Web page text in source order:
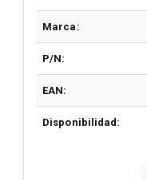
Marca:
P/N:
EAN:
Disponibilidad: